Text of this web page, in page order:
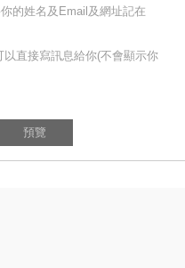
的姓名及Email及網址記在
以直接寫訊息給你(不會顯示你